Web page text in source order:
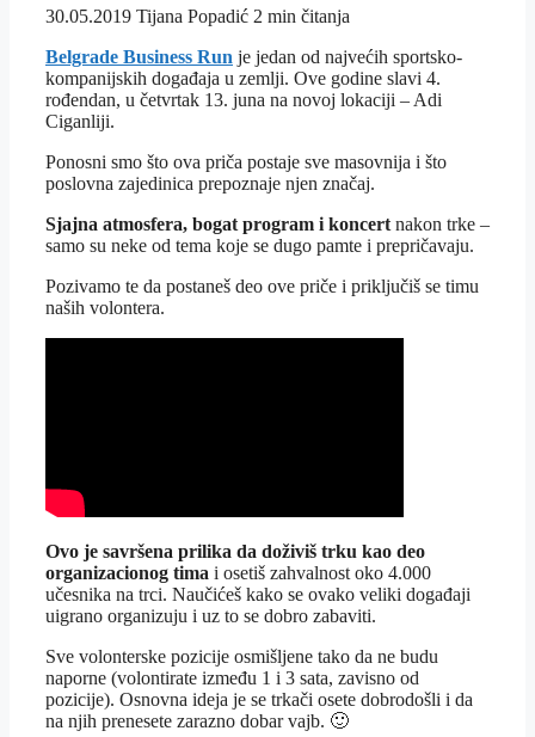
30.05.2019 Tijana Popadić 2 min čitanja
Belgrade Business Run je jedan od najvećih sportsko-
kompanijskih događaja u zemlji. Ove godine slavi 4.
rođendan, u četvrtak 13. juna na novoj lokaciji – Adi
Ciganliji.
Ponosni smo što ova priča postaje sve masovnija i što
poslovna zajedinica prepoznaje njen značaj.
Sjajna atmosfera, bogat program i koncert nakon trke –
samo su neke od tema koje se dugo pamte i prepričavaju.
Pozivamo te da postaneš deo ove priče i priključiš se timu
naših volontera.
Ovo je savršena prilika da doživiš trku kao deo
organizacionog tima i osetiš zahvalnost oko 4.000
učesnika na trci. Naučićeš kako se ovako veliki događaji
uigrano organizuju i uz to se dobro zabaviti.
Sve volonterske pozicije osmišljene tako da ne budu
naporne (volontirate između 1 i 3 sata, zavisno od
pozicije). Osnovna ideja je se trkači osete dobrodošli i da
na njih prenesete zarazno dobar vajb. 🙂